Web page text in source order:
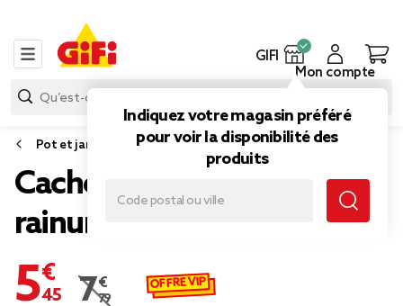
GIFI
Indiquez votre magasin préféré
pour voir la disponibilité des
produits
Mon compte
Pot et jardinière
Cache pot plastique
rainuré gris Ø42,5xH36cm
5,45 €
Prix remisé de 7,79 € à 5,45 €
7,79 € OFFRE VIP